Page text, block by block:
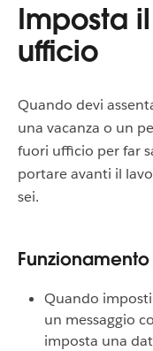
Imposta
ufficio
Quando devi
una vacanza o un
fuori ufficio per far
portare avanti il
sei.
Funzionamento
Quando
un messaggio
imposta una